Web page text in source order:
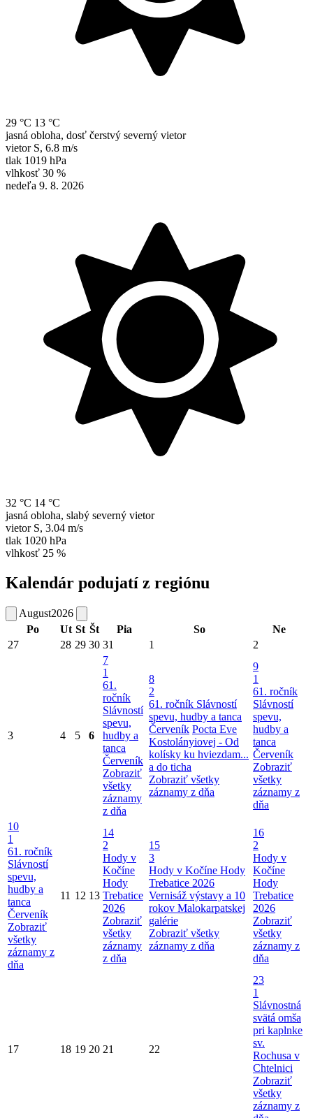
29 °C 13 °C
jasná obloha, dosť čerstvý severný vietor
vietor S, 6.8 m/s
tlak 1019 hPa
vlhkosť 30 %
nedeľa 9. 8. 2026
32 °C 14 °C
jasná obloha, slabý severný vietor
vietor S, 3.04 m/s
tlak 1020 hPa
vlhkosť 25 %
Kalendár podujatí z regiónu
August2026
Po
Ut St Št Pia So
Ne
27
28 29 30 31 1 2
3 4 5 6
7
1
61.
ročník
Slávností
spevu,
hudby a
tanca
Červeník
Zobraziť
všetky
záznamy
z dňa
8
2
61. ročník Slávností
spevu, hudby a tanca
Červeník Pocta Eve
Kostolányiovej - Od
kolísky ku hviezdam...
a do ticha
Zobraziť všetky
záznamy z dňa
9
1
61. ročník
Slávností
spevu,
hudby a
tanca
Červeník
Zobraziť
všetky
záznamy z
dňa
10
1
61. ročník
Slávností
spevu,
hudby a
tanca
Červeník
Zobraziť
všetky
záznamy z
dňa
11 12 13
14
2
Hody v
Kočíne
Hody
Trebatice
2026
Zobraziť
všetky
záznamy
z dňa
15
3
Hody v Kočíne Hody
Trebatice 2026
Vernisáž výstavy a 10
rokov Malokarpatskej
galérie
Zobraziť všetky
záznamy z dňa
16
2
Hody v
Kočíne
Hody
Trebatice
2026
Zobraziť
všetky
záznamy z
dňa
17 18 19 20 21 22
23
1
Slávnostná
svätá omša
pri kaplnke
sv.
Rochusa v
Chtelnici
Zobraziť
všetky
záznamy z